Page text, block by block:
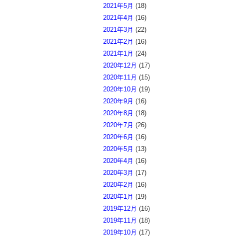
2021年5月 (18)
2021年4月 (16)
2021年3月 (22)
2021年2月 (16)
2021年1月 (24)
2020年12月 (17)
2020年11月 (15)
2020年10月 (19)
2020年9月 (16)
2020年8月 (18)
2020年7月 (26)
2020年6月 (16)
2020年5月 (13)
2020年4月 (16)
2020年3月 (17)
2020年2月 (16)
2020年1月 (19)
2019年12月 (16)
2019年11月 (18)
2019年10月 (17)